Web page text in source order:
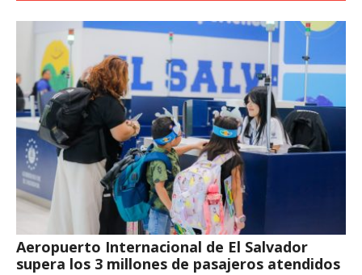
Aeropuerto Internacional de El Salvador
supera los 3 millones de pasajeros atendidos